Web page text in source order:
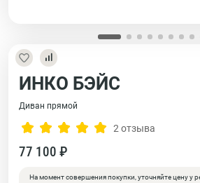
ИНКО БЭЙС
Диван прямой
2 отзыва
77 100 ₽
На момент совершения покупки, уточняйте цену у